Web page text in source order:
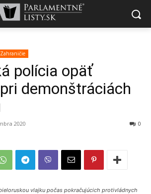
Zahraničie
polícia opäť
demonštráciách
2020 0
vlajku počas pokračujúcich protivládnych